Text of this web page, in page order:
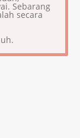
Sebarang
secara